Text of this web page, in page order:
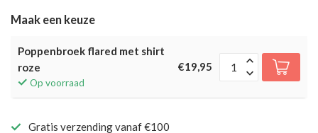
Maak een keuze
Poppenbroek flared met shirt
roze
Op voorraad
€19,95
Gratis verzending vanaf €100